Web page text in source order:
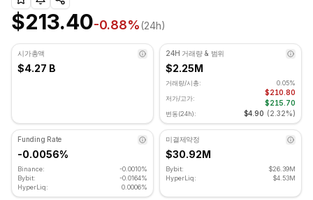
$213.40-0.88%(24h)
시가총액
$4.27 B
24H 거래량 & 범위
$2.25M
거래량/시총:
0.05%
저가/고가:
$210.80
$215.70
변동(24h): $4.90 (2.32%)
Funding Rate
-0.0056%
Binance:
-0.0010%
Bybit:
-0.0164%
HyperLiq:
0.0006%
미결제약정
$30.92M
Bybit:
$26.39M
HyperLiq:
$4.53M